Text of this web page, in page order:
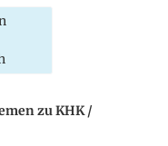
zu KHK /